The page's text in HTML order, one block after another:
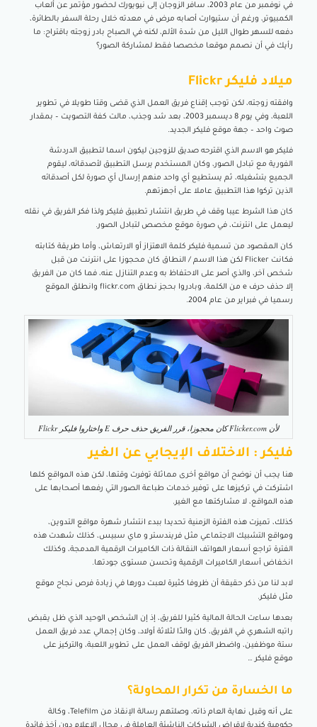
في نوفمبر من عام 2003، سافر الزوجان إلى نيويورك لحضور مؤتمر عن ألعاب
الكمبيوتر، ورغم أن ستيوارت أصابه مرض في معدته خلال رحلة السفر بالطائرة،
دفعه للسهر طوال الليل من شدة الألم، لكنه في الصباح بادر زوجته باقتراح: ما
رأيك في أن نصمم موقعا مخصصا فقط لمشاركة الصور؟
ميلاد فليكر Flickr
وافقته زوجته، لكن توجب إقناع فريق العمل الذي قضى وقتا طويلا في تطوير
اللعبة، وفي يوم 8 ديسمبر 2003، بعد شد وجذب، مالت كفة التصويت – بمقدار
صوت واحد – جهة موقع فليكر الجديد.
فليكر هو الاسم الذي اقترحه صديق للزوجين ليكون اسما لتطبيق الدردشة
الفورية مع تبادل الصور، وكان المستخدم يرسل التطبيق لأصدقائه، ليقوم
الجميع بتشغيله، ثم يستطيع أي واحد منهم إرسال أي صورة لكل أصدقائه
الذين تركوا هذا التطبيق عاملا على أجهزتهم.
كان هذا الشرط عيبا وقف في طريق انتشار تطبيق فليكر ولذا فكر الفريق في نقله
ليعمل على انترنت، في صورة موقع مخصص لتبادل الصور.
كان المقصود من تسمية فليكر كلمة الاهتزاز أو الارتعاش، وأما طريقة كتابته
فكانت Flicker لكن هذا الاسم / النطاق كان محجوزا على انترنت من قبل
شخص آخر، والذي أصر على الاحتفاظ به وعدم التنازل عنه، فما كان من الفريق
إلا حذف حرف e من الكلمة، وبادروا بحجز نطاق flickr.com وانطلق الموقع
رسميا في فبراير من عام 2004.
لأن Flicker.com كان محجوزا، قرر الفريق حذف حرف E واختاروا فليكر Flickr
فليكر : الاختلاف الإيجابي عن الغير
هنا يجب أن نوضح أن مواقع أخرى مماثلة توفرت وقتها، لكن هذه المواقع كلها
اشتركت في تركيزها على توفير خدمات طباعة الصور التي رفعها أصحابها على
هذه المواقع، لا مشاركتها مع الغير.
كذلك، تميزت هذه الفترة الزمنية تحديدا ببدء انتشار شهرة مواقع التدوين،
ومواقع التشبيك الاجتماعي مثل فريندستر و ماي سبيس، كذلك شهدت هذه
الفترة تراجع أسعار الهواتف النقالة ذات الكاميرات الرقمية المدمجة، وكذلك
انخفاض أسعار الكاميرات الرقمية وتحسن مستوى جودتها.
لابد لنا من ذكر حقيقة أن ظروفا كثيرة لعبت دورها في زيادة فرص نجاح موقع
مثل فليكر.
بعدها ساءت الحالة المالية كثيرا للفريق، إذ إن الشخص الوحيد الذي ظل يقبض
راتبه الشهري في الفريق، كان والدًا لثلاثة أولاد، وكان إجمالي عدد فريق العمل
ستة موظفين، واضطر الفريق لوقف العمل على تطوير اللعبة، والتركيز على
موقع فليكر …
ما الخسارة من تكرار المحاولة؟
على أنه وقبل نهاية العام ذاته، وصلتهم رسالة الإنقاذ من Telefilm، وكالة